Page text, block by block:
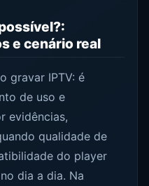
e cenário real
gravar IPTV: é
de uso e
evidências,
qualidade de
do player
dia a dia. Na